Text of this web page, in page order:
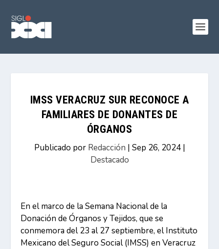
IMSS VERACRUZ SUR RECONOCE A
FAMILIARES DE DONANTES DE
ÓRGANOS
Publicado por Redacción | Sep 26, 2024|
Destacado
En el marco de la Semana Nacional de la
Donación de Órganos y Tejidos, que se
conmemora del 23 al 27 septiembre, el Instituto
Mexicano del Seguro Social (IMSS) en Veracruz